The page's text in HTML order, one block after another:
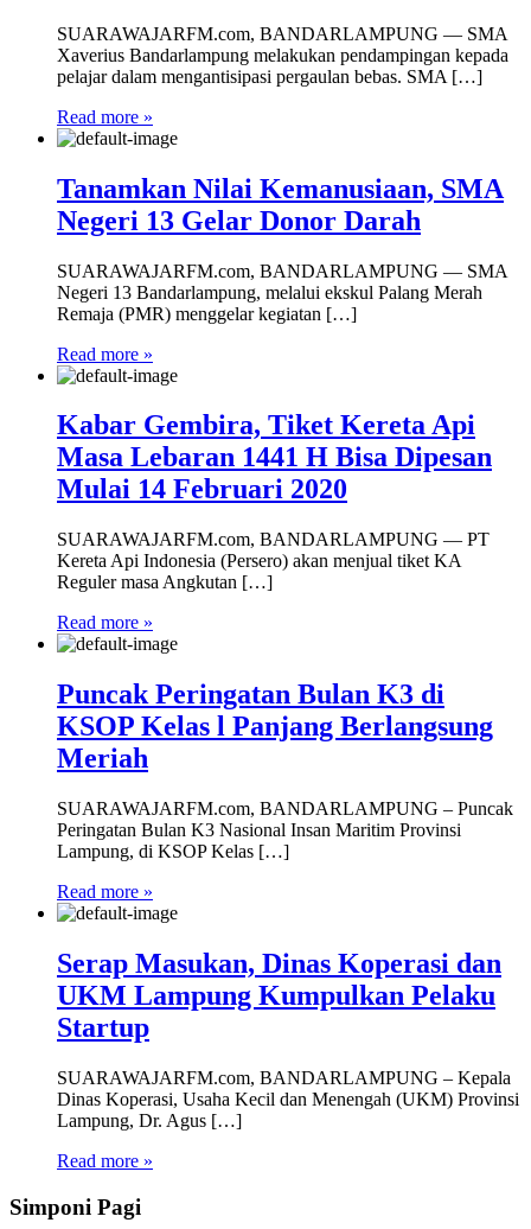
SUARAWAJARFM.com, BANDARLAMPUNG — SMA
Xaverius Bandarlampung melakukan pendampingan kepada
pelajar dalam mengantisipasi pergaulan bebas. SMA […]
Read more »
Tanamkan Nilai Kemanusiaan, SMA
Negeri 13 Gelar Donor Darah
SUARAWAJARFM.com, BANDARLAMPUNG — SMA
Negeri 13 Bandarlampung, melalui ekskul Palang Merah
Remaja (PMR) menggelar kegiatan […]
Read more »
Kabar Gembira, Tiket Kereta Api
Masa Lebaran 1441 H Bisa Dipesan
Mulai 14 Februari 2020
SUARAWAJARFM.com, BANDARLAMPUNG — PT
Kereta Api Indonesia (Persero) akan menjual tiket KA
Reguler masa Angkutan […]
Read more »
Puncak Peringatan Bulan K3 di
KSOP Kelas l Panjang Berlangsung
Meriah
SUARAWAJARFM.com, BANDARLAMPUNG – Puncak
Peringatan Bulan K3 Nasional Insan Maritim Provinsi
Lampung, di KSOP Kelas […]
Read more »
Serap Masukan, Dinas Koperasi dan
UKM Lampung Kumpulkan Pelaku
Startup
SUARAWAJARFM.com, BANDARLAMPUNG – Kepala
Dinas Koperasi, Usaha Kecil dan Menengah (UKM) Provinsi
Lampung, Dr. Agus […]
Read more »
Simponi Pagi